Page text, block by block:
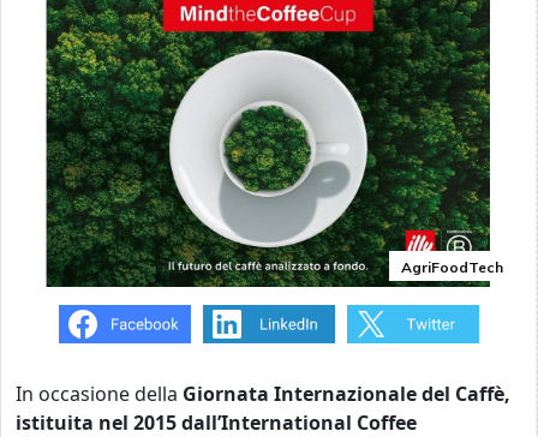
AgriFoodTech
In occasione della Giornata Internazionale del Caffè,
istituita nel 2015 dall’International Coffee